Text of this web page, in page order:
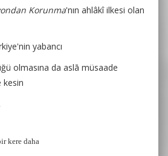
Korunma'nın ahlâkî ilkesi olan
yabancı
olmasına da aslā müsaade
kesin
kere daha